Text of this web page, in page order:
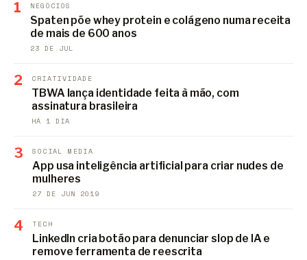
1 NEGÓCIOS
Spaten põe whey protein e colágeno numa receita
de mais de 600 anos
23 DE JUL
2 CRIATIVIDADE
TBWA lança identidade feita à mão, com
assinatura brasileira
HÁ 1 DIA
3 SOCIAL MEDIA
App usa inteligência artificial para criar nudes de
mulheres
27 DE JUN 2019
4 TECH
LinkedIn cria botão para denunciar slop de IA e
remove ferramenta de reescrita